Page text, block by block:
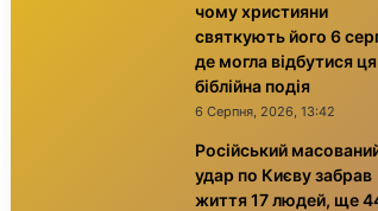
чому християни
святкують його 6
де могла відбутися ця
біблійна подія
6 Серпня, 2026, 13:42
Російський
удар по Києву забрав
життя 17 людей, ще